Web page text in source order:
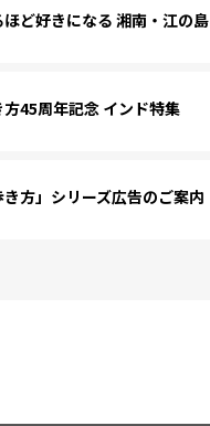
ど好きになる 湘南・江の島
45周年記念 インド特集
き方」シリーズ広告のご案内